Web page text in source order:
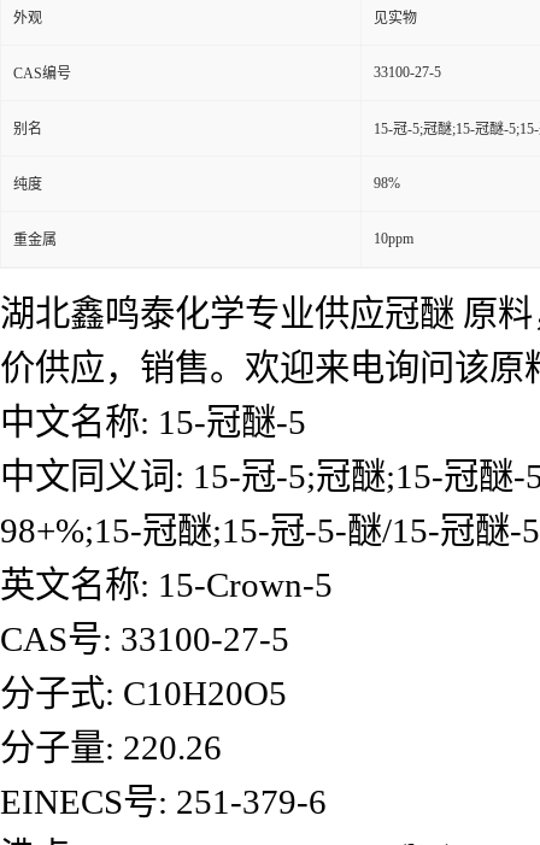
外观 见实物
CAS编号 33100-27-5
别名 15-冠-5;冠醚;15-冠醚-
纯度 98%
重金属 10ppm
湖北鑫鸣泰化学专业供应冠醚 原
价供应，销售。欢迎来电询问该原
中文名称: 15-冠醚-5
中文同义词: 15-冠-5;冠醚;15-冠醚-
98+%;15-冠醚;15-冠-5-醚/15-冠醚-5
英文名称: 15-Crown-5
CAS号: 33100-27-5
分子式: C10H20O5
分子量: 220.26
EINECS号: 251-379-6